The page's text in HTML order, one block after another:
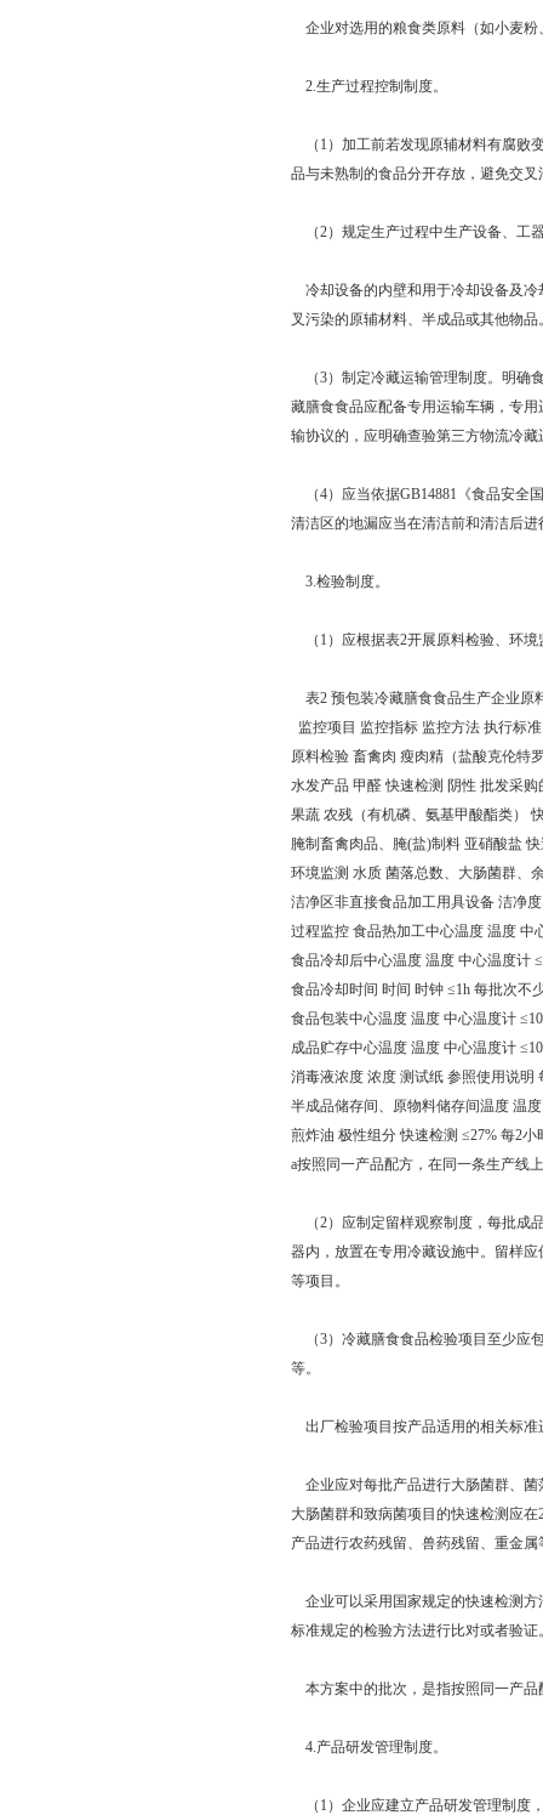
企业对选用的粮食类原料（如小麦粉
2.生产过程控制制度。
（1）加工前若发现原辅材料有腐败
品与未熟制的食品分开存放，避免交叉
（2）规定生产过程中生产设备、工
冷却设备的内壁和用于冷却设备及冷
叉污染的原辅材料、半成品或其他物品
（3）制定冷藏运输管理制度。明确
藏膳食食品应配备专用运输车辆，专
输协议的，应明确查验第三方物流冷
（4）应当依据GB14881《食品安全
清洁区的地漏应当在清洁前和清洁后
3.检验制度。
（1）应根据表2开展原料检验、环
表2 预包装冷藏膳食食品生产企业原
监控项目 监控指标 监控方法 执行标
原料检验 畜禽肉 瘦肉精（盐酸克伦特
水发产品 甲醛 快速检测 阴性 批发采购
果蔬 农残（有机磷、氨基甲酸酯类）
腌制畜禽肉品、腌(盐)制料 亚硝酸盐
环境监测 水质 菌落总数、大肠菌群、
洁净区非直接食品加工用具设备 洁净
过程监控 食品热加工中心温度 温度
食品冷却后中心温度 温度 中心温度计
食品冷却时间 时间 时钟 ≤1h 每批次不
食品包装中心温度 温度 中心温度计
成品贮存中心温度 温度 中心温度计
消毒液浓度 浓度 测试纸 参照使用说明
半成品储存间、原物料储存间温度 温
煎炸油 极性组分 快速检测 ≤27% 每2小
a按照同一产品配方，在同一条生产线
（2）应制定留样观察制度，每批成
器内，放置在专用冷藏设施中。留样
等项目。
（3）冷藏膳食食品检验项目至少应
等。
出厂检验项目按产品适用的相关标准
企业应对每批产品进行大肠菌群、菌
大肠菌群和致病菌项目的快速检测应
产品进行农药残留、兽药残留、重金
企业可以采用国家规定的快速检测方
标准规定的检验方法进行比对或者验
本方案中的批次，是指按照同一产品
4.产品研发管理制度。
（1）企业应建立产品研发管理制度